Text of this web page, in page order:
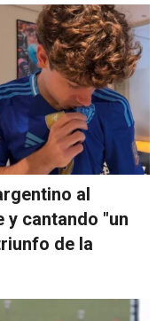
al
y cantando "un
de la